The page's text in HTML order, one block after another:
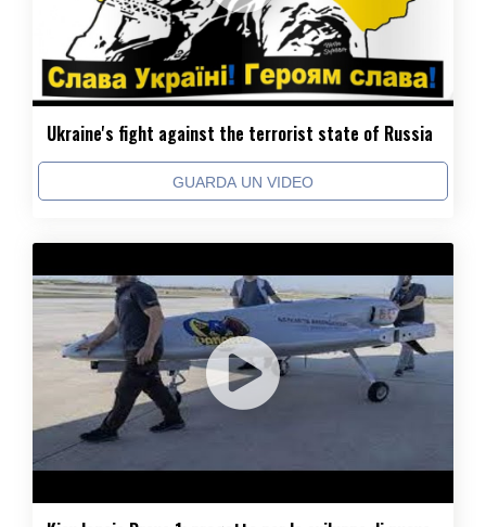
Ukraine's fight against the terrorist state of Russia
GUARDA UN VIDEO